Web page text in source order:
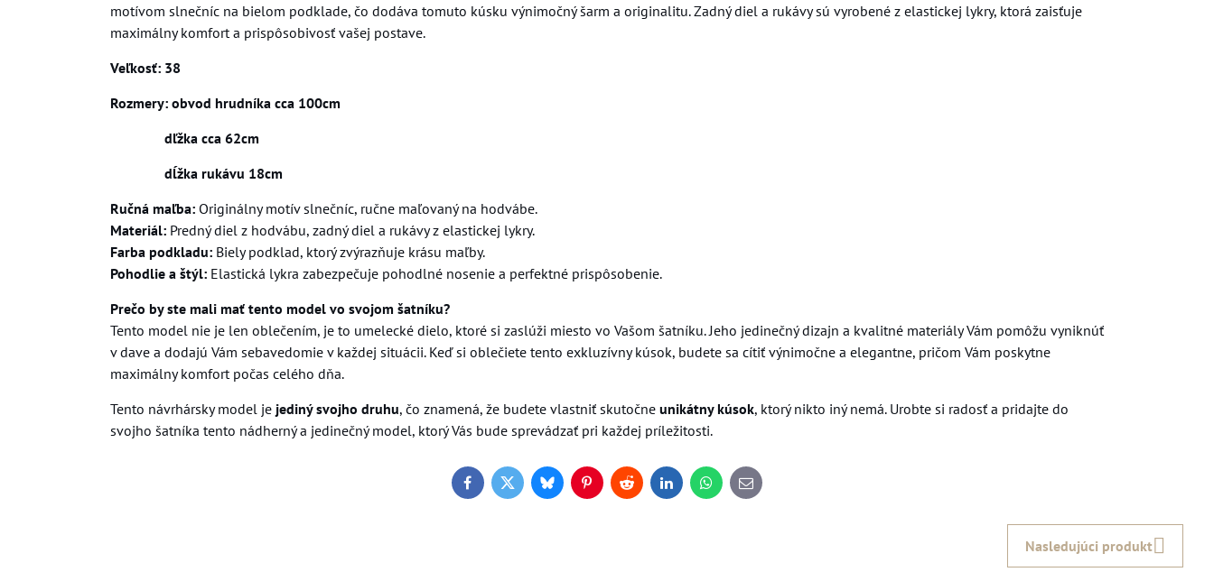
motívom slnečníc na bielom podklade, čo dodáva tomuto kúsku výnimočný šarm a originalitu. Zadný diel a rukávy sú vyrobené z elastickej lykry, ktorá zaisťuje
maximálny komfort a prispôsobivosť vašej postave.
Veľkosť: 38
Rozmery: obvod hrudníka cca 100cm
dľžka cca 62cm
dĺžka rukávu 18cm
Ručná maľba:Originálny motív slnečníc, ručne maľovaný na hodvábe.
Materiál:Predný diel z hodvábu, zadný diel a rukávy z elastickej lykry.
Farba podkladu:Biely podklad, ktorý zvýrazňuje krásu maľby.
Pohodlie a štýl:Elastická lykra zabezpečuje pohodlné nosenie a perfektné prispôsobenie.
Prečo by ste mali mať tento model vo svojom šatníku?
Tento model nie je len oblečením, je to umelecké dielo, ktoré si zaslúži miesto vo Vašom šatníku. Jeho jedinečný dizajn a kvalitné materiály Vám pomôžu vyniknúť
v dave a dodajú Vám sebavedomie v každej situácii. Keď si oblečiete tento exkluzívny kúsok, budete sa cítiť výnimočne a elegantne, pričom Vám poskytne
maximálny komfort počas celého dňa.
Tento návrhársky model jejediný svojho druhu, čo znamená, že budete vlastniť skutočne unikátny kúsok, ktorý nikto iný nemá. Urobte si radosť a pridajte do
svojho šatníka tento nádherný a jedinečný model, ktorý Vás bude sprevádzať pri každej príležitosti.
FacebookTwitterBlueskyPinterestRedditLinkedInWhatsApp
E-
mail
Nasledujúci produkt